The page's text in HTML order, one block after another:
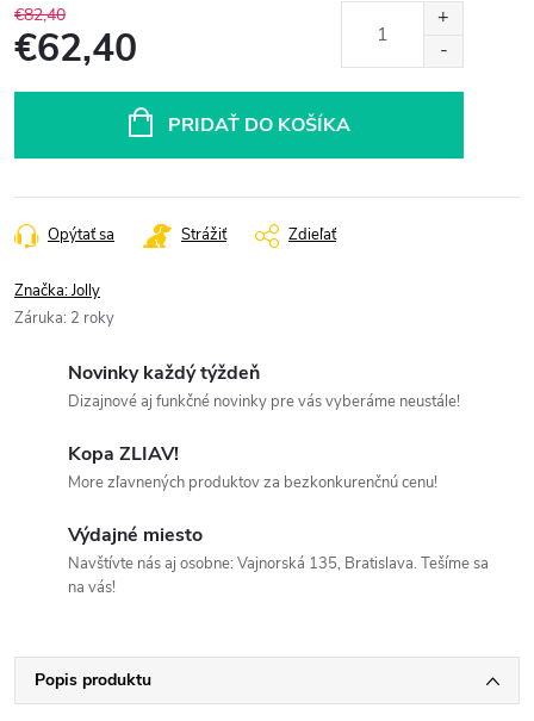
€82,40
€62,40
PRIDAŤ DO KOŠÍKA
Opýtať sa Strážiť Zdieľať
Značka:Jolly
Záruka: 2 roky
Novinky každý týždeň
Dizajnové aj funkčné novinky pre vás vyberáme neustále!
Kopa ZLIAV!
More zľavnených produktov za bezkonkurenčnú cenu!
Výdajné miesto
Navštívte nás aj osobne: Vajnorská 135, Bratislava. Tešíme sa
na vás!
Popis produktu